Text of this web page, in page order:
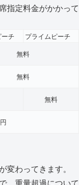
指定料金がかかって
チ
プライムピーチ
無料
無料
無料
わってきます。